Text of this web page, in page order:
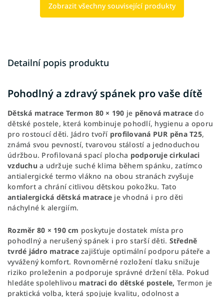
Zobrazit všechny související produkty
Detailní popis produktu
Pohodlný a zdravý spánek pro vaše dítě
Dětská matrace Termon 80 × 190 je pěnová matrace do
dětské postele, která kombinuje pohodlí, hygienu a oporu
pro rostoucí děti. Jádro tvoří profilovaná PUR pěna T25,
známá svou pevností, tvarovou stálostí a jednoduchou
údržbou. Profilovaná spací plocha podporuje cirkulaci
vzduchu a udržuje suché klima během spánku, zatímco
antialergické termo vlákno na obou stranách zvyšuje
komfort a chrání citlivou dětskou pokožku. Tato
antialergická dětská matrace je vhodná i pro děti
náchylné k alergiím.
Rozměr 80 × 190 cm poskytuje dostatek místa pro
pohodlný a nerušený spánek i pro starší děti. Středně
tvrdé jádro matracezajišťuje optimální podporu páteře a
vyvážený komfort. Rovnoměrné rozložení tlaku snižuje
riziko proleženin a podporuje správné držení těla. Pokud
hledáte spolehlivou matraci do dětské postele, Termon je
praktická volba, která spojuje kvalitu, odolnost a